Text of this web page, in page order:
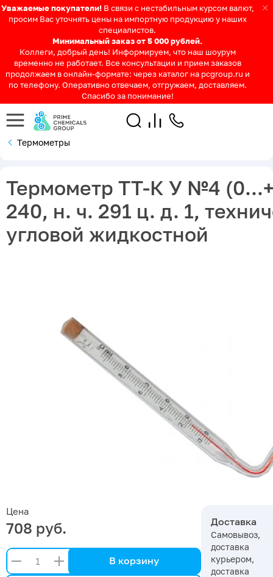
Уважаемые покупатели! В связи с нестабильным курсом валют,
просим Вас уточнять цены на импортную продукцию у наших
специалистов.
Минимальный заказ от 5 000 рублей.
Коллеги, добрый день! Информируем, что наш шоурум
временно не работает. Все консультации и прием заказов
продолжаем в онлайн-формате: через каталог на pcgroup.ru и
по телефону. Оперативно отвечаем, отгружаем, доставляем.
Спасибо за понимание!
Термометры
Термометр ТТ-К У №4
240, н. ч. 291 ц. д. 1,
угловой жидкостной
Цена
708 руб.
В корзину
Доставка
Самовывоз,
доставка
курьером,
доставка